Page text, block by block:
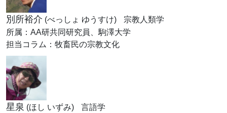
別所裕介 (べっしょ ゆうすけ)
宗教人類学
所属：AA研共同研究員、駒澤大学
担当コラム：牧畜民の宗教文化
星泉 (ほし いずみ)
言語学